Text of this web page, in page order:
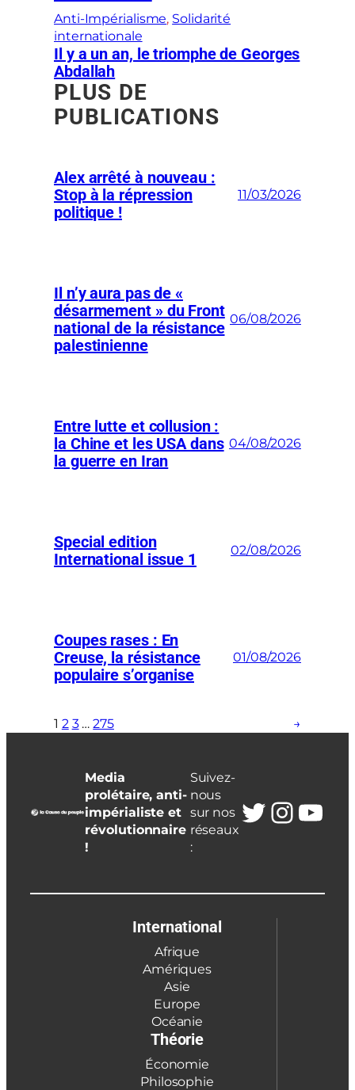
Anti-Impérialisme, Solidarité
internationale
Il y a un an, le triomphe de Georges
Abdallah
PLUS DE
PUBLICATIONS
Alex arrêté à nouveau :
Stop à la répression
politique !
11/03/2026
Il n’y aura pas de «
désarmement » du Front
national de la résistance
palestinienne
06/08/2026
Entre lutte et collusion :
la Chine et les USA dans
la guerre en Iran
04/08/2026
Special edition
International issue 1
02/08/2026
Coupes rases : En
Creuse, la résistance
populaire s’organise
01/08/2026
1 2 3 … 275 →
Media
prolétaire, anti-
impérialiste et
révolutionnaire
!
Suivez-
nous
sur nos
réseaux
:
Twitter
International
Afrique
Amériques
Asie
Europe
Océanie
Théorie
Économie
Philosophie